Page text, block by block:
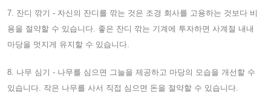
7. 잔디 깎기 - 자신의 잔디를 깎는 것은 조경 회사를 고용하는 것보다 비
용을 절약할 수 있습니다. 좋은 잔디 깎는 기계에 투자하면 사계절 내내
마당을 멋지게 유지할 수 있습니다.
8. 나무 심기 - 나무를 심으면 그늘을 제공하고 마당의 모습을 개선할 수
있습니다. 작은 나무를 사서 직접 심으면 돈을 절약할 수 있습니다.